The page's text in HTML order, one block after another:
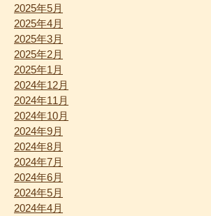
2025年5月
2025年4月
2025年3月
2025年2月
2025年1月
2024年12月
2024年11月
2024年10月
2024年9月
2024年8月
2024年7月
2024年6月
2024年5月
2024年4月